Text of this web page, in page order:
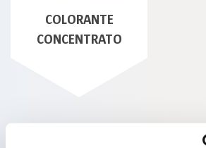
COLORANTE
CONCENTRATO